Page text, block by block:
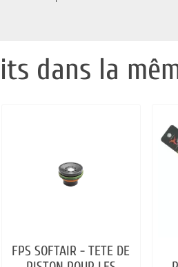
dans la
FPS SOFTAIR - TETE DE